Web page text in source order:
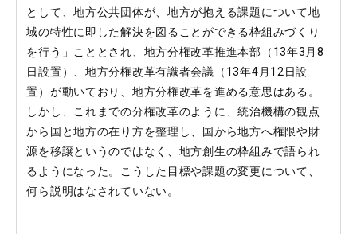
として、地方公共団体が、地方が抱える課題について地
域の特性に即した解決を図ることができる枠組みづくり
を行う」こととされ、地方分権改革推進本部（13年3月8
日設置）、地方分権改革有識者会議（13年4月12日設
置）が動いており、地方分権改革を進める意思はある。
しかし、これまでの分権改革のように、統治機構の観点
から国と地方の在り方を整理し、国から地方へ権限や財
源を移譲というのではなく、地方創生の枠組みで語られ
るようになった。こうした目標や課題の変更について、
何ら説明はなされていない。